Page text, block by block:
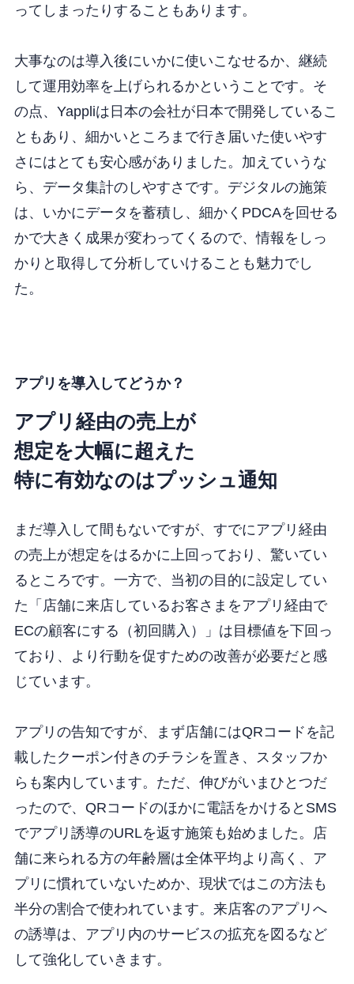
ってしまったりすることもあります。
大事なのは導入後にいかに使いこなせるか、継続
して運用効率を上げられるかということ です。そ
の点、Yappliは日本の会社が日本で開発しているこ
ともあり、細かいところまで行き届いた使いやす
さにはとても安心感がありました。加えていうな
ら、データ集計のしやすさです。デジタルの施策
は、いかにデータを蓄積し、細かくPDCAを回せる
かで大きく成果が変わってくるので、情報をしっ
かりと取得して分析していけることも魅力でし
た。
アプリを導入してどうか？
アプリ経由の売上が
想定を大幅に超えた
特に有効なのはプッシュ通知
まだ導入して間もないですが、 すでにアプリ経由
の売上が想定をはるかに上回っており、驚いてい
るところです。 一方で、当初の目的に設定してい
た「店舗に来店しているお客さまをアプリ経由で
ECの顧客にする（初回購入）」は目標値を下回っ
ており、より行動を促すための改善が必要だと感
じています。
アプリの告知ですが、まず店舗にはQRコードを記
載したクーポン付きのチラシを置き、スタッフか
らも案内しています。ただ、伸びがいまひとつだ
ったので、QRコードのほかに電話をかけるとSMS
でアプリ誘導のURLを返す施策も始めました。店
舗に来られる方の年齢層は全体平均より高く、ア
プリに慣れていないためか、現状ではこの方法も
半分の割合で使われています。来店客のアプリへ
の誘導は、アプリ内のサービスの拡充を図るなど
して強化していきます。